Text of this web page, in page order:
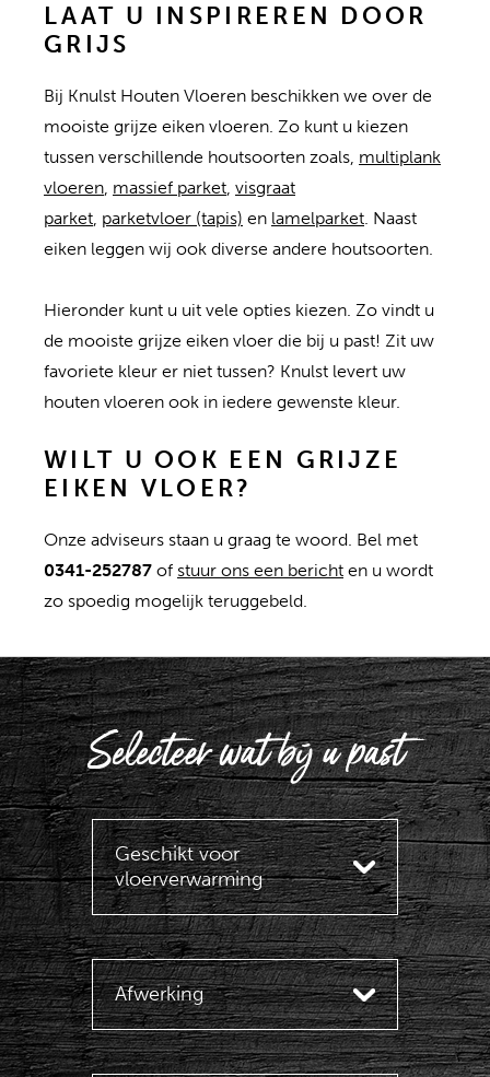
LAAT U INSPIREREN DOOR
GRIJS
Bij Knulst Houten Vloeren beschikken we over de
mooiste grijze eiken vloeren. Zo kunt u kiezen
tussen verschillende houtsoorten zoals, multiplank
vloeren, massief parket, visgraat
parket, parketvloer (tapis) en lamelparket. Naast
eiken leggen wij ook diverse andere houtsoorten.
Hieronder kunt u uit vele opties kiezen. Zo vindt u
de mooiste grijze eiken vloer die bij u past! Zit uw
favoriete kleur er niet tussen? Knulst levert uw
houten vloeren ook in iedere gewenste kleur.
WILT U OOK EEN GRIJZE
EIKEN VLOER?
Onze adviseurs staan u graag te woord. Bel met
0341-252787 of stuur ons een bericht en u wordt
zo spoedig mogelijk teruggebeld.
Selecteer wat bij u past
Geschikt voor
vloerverwarming
Afwerking